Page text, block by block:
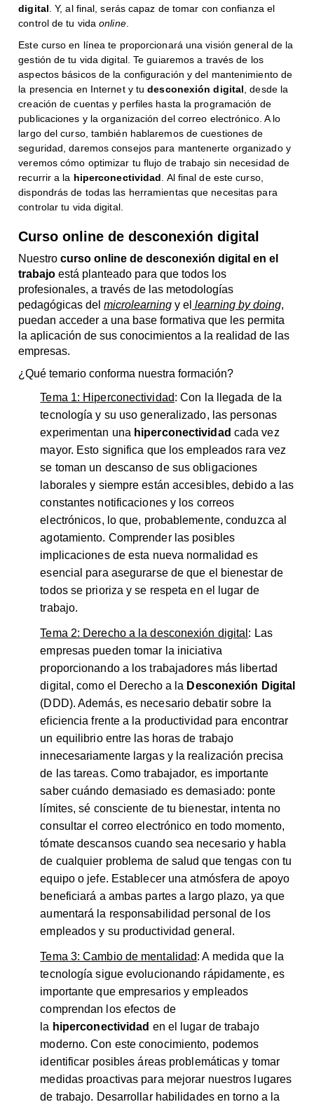
digital . Y, al final, serás capaz de tomar con confianza el
control de tu vidaonline.
Este curso en línea te proporcionará una visión general de la
gestión de tu vida digital. Te guiaremos a través de los
aspectos básicos de la configuración y del mantenimiento de
la presencia en Internet y tudesconexión digital , desde la
creación de cuentas y perfiles hasta la programación de
publicaciones y la organización del correo electrónico. A lo
largo del curso, también hablaremos de cuestiones de
seguridad, daremos consejos para mantenerte organizado y
veremos cómo optimizar tu flujo de trabajo sin necesidad de
recurrir a la hiperconectividad . Al final de este curso,
dispondrás de todas las herramientas que necesitas para
controlar tu vida digital.
Curso online de desconexión digital
Nuestrocurso online dedesconexión digital en el
trabajo está planteado para que todos los
profesionales, a través de las metodologías
pedagógicas delmicrolearning y el learning by doing,
puedan acceder a una base formativa que les permita
la aplicación de sus conocimientos a la realidad de las
empresas.
¿Qué temario conforma nuestra formación?
Tema 1: Hiperconectividad: Con la llegada de la
tecnología y su uso generalizado, las personas
experimentan una hiperconectividad cada vez
mayor. Esto significa que los empleados rara vez
se toman un descanso de sus obligaciones
laborales y siempre están accesibles, debido a las
constantes notificaciones y los correos
electrónicos, lo que, probablemente, conduzca al
agotamiento. Comprender las posibles
implicaciones de esta nueva normalidad es
esencial para asegurarse de que el bienestar de
todos se prioriza y se respeta en el lugar de
trabajo.
Tema 2: Derecho a la desconexión digital : Las
empresas pueden tomar la iniciativa
proporcionando a los trabajadores más libertad
digital, como el Derecho a la Desconexión Digital
(DDD). Además, es necesario debatir sobre la
eficiencia frente a la productividad para encontrar
un equilibrio entre las horas de trabajo
innecesariamente largas y la realización precisa
de las tareas. Como trabajador, es importante
saber cuándo demasiado es demasiado: ponte
límites, sé consciente de tu bienestar, intenta no
consultar el correo electrónico en todo momento,
tómate descansos cuando sea necesario y habla
de cualquier problema de salud que tengas con tu
equipo o jefe. Establecer una atmósfera de apoyo
beneficiará a ambas partes a largo plazo, ya que
aumentará la responsabilidad personal de los
empleados y su productividad general.
Tema 3: Cambio de mentalidad: A medida que la
tecnología sigue evolucionando rápidamente, es
importante que empresarios y empleados
comprendan los efectos de
la hiperconectividad en el lugar de trabajo
moderno. Con este conocimiento, podemos
identificar posibles áreas problemáticas y tomar
medidas proactivas para mejorar nuestros lugares
de trabajo. Desarrollar habilidades en torno a la